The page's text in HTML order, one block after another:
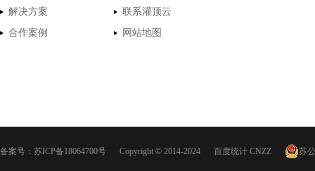
解决方案
联系灌顶云
合作案例
网站地图
备案号： 苏ICP备18064700号 Copyright © 2014-2024 百度统计 CNZZ 苏